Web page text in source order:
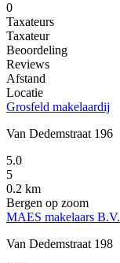
0
Taxateurs
Taxateur
Beoordeling
Reviews
Afstand
Locatie
Grosfeld makelaardij
Van Dedemstraat 196
5.0
5
0.2 km
Bergen op zoom
MAES makelaars B.V.
Van Dedemstraat 198